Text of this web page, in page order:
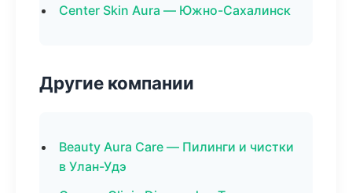
Center Skin Aura — Южно-Сахалинск
Другие компании
Beauty Aura Care — Пилинги и чистки
в Улан-Удэ